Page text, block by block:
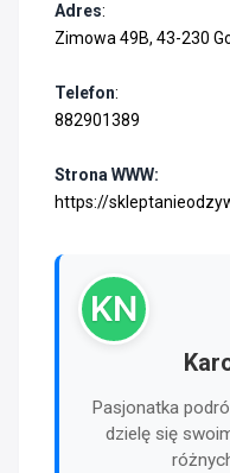
Adres:
Zimowa 49B, 43-230
Telefon:
882901389
Strona WWW:
https://
KN
Pasjonatka
dzielę się